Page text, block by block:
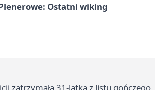
Ostatni wiking
zatrzymała 31-latka z listu gończego